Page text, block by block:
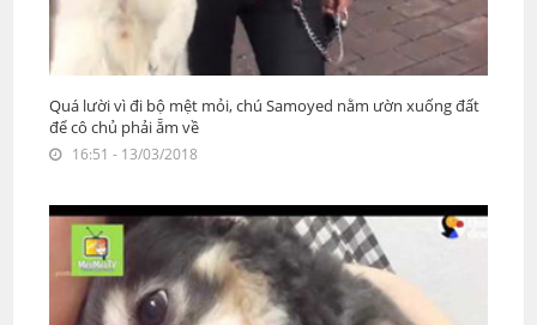
Quá lười vì đi bộ mệt mỏi, chú Samoyed nằm ườn xuống đất
để cô chủ phải ẵm về
16:51 - 13/03/2018